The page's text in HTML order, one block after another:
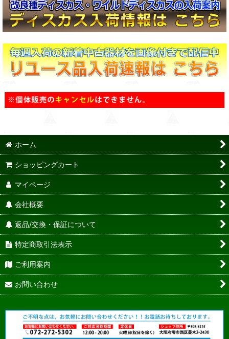
ホーム
ショッピングカート
マイページ
会社概要
返品/交換・保証について
特定商取引法表示
ご利用案内
お問い合わせ